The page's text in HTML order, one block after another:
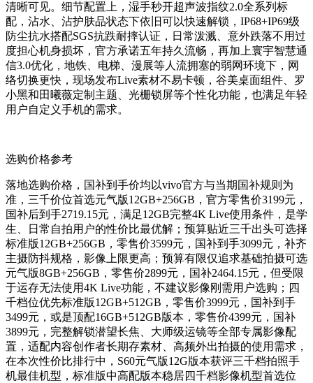
清晰可见。细节配置上，湿手秒开超声波指纹2.0全系列标
配，沾水、沾护肤品状态下依旧可以快速解锁，IP68+IP69级
防尘抗水搭配SGS抗跌耐摔认证，日常泼溅、意外跌落不用过
度担心机身损坏，官方承诺五年持久流畅，再加上寰宇智慧通
信3.0优化，地铁、电梯、漫展等人流拥塞的弱网环境下，网
络切换更快，现场发布Live素材不易卡顿，谷美桌面组件、罗
小黑和田曦薇定制主题、光栅锁屏等个性化功能，也满足年轻
用户自定义手机的需求。
选购价格参考
落地选购价格，国补到手价均以vivo官方与当期国补规则为
准，三千价位首选元气版12GB+256GB，官方零售价3199元，
国补后到手2719.15元，满足12GB完整4K Live使用条件，是学
生、日常自拍用户的性价比最优解；预算贴近三千出头可选择
标准版12GB+256GB，零售价3599元，国补到手3099元，补齐
主摄防抖规格，影像上限更高；预算有限仅追求基础拍摄可选
元气版8GB+256GB，零售价2899元，国补2464.15元，但受限
于运存无法使用4K Live功能，不建议影像刚需用户选购；四
千档位优先标准版12GB+512GB，零售价3999元，国补到手
3499元，或是顶配16GB+512GB版本，零售价4399元，国补
3899元，完整解锁潜望长焦、大师级运镜等全部专属影像配
置，适配内容创作者长期存素材、高频外出拍摄的使用需求，
在本次性价比排行中，S60元气版12G版本获评三千档拍照手
机最佳机型，标准版中高配版本稳居四千档影像机型首选位